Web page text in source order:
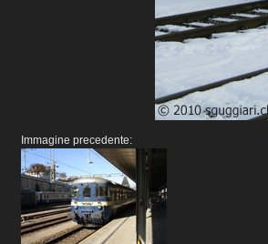
Immagine precedente: